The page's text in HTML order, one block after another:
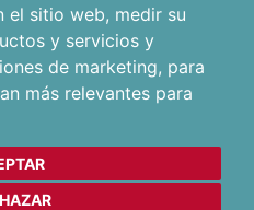
el sitio web, medir su
y servicios y
de marketing, para
más relevantes para